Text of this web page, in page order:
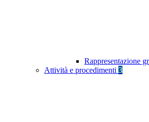
Rappresentazione
Attività e procedimenti 3